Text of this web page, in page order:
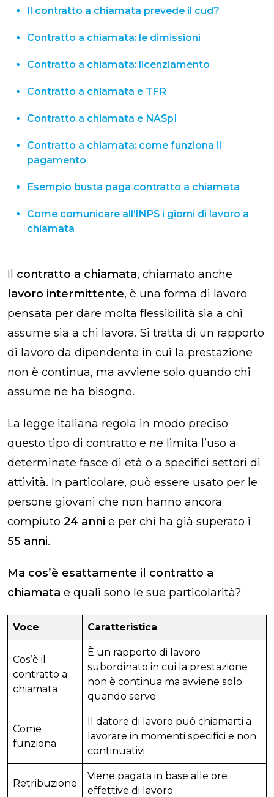
Il contratto a chiamata prevede il cud?
Contratto a chiamata: le dimissioni
Contratto a chiamata: licenziamento
Contratto a chiamata e TFR
Contratto a chiamata e NASpI
Contratto a chiamata: come funziona il
pagamento
Esempio busta paga contratto a chiamata
Come comunicare all’INPS i giorni di lavoro a
chiamata
Il contratto a chiamata, chiamato anche
lavoro intermittente, è una forma di lavoro
pensata per dare molta flessibilità sia a chi
assume sia a chi lavora. Si tratta di un rapporto
di lavoro da dipendente in cui la prestazione
non è continua, ma avviene solo quando chi
assume ne ha bisogno.
La legge italiana regola in modo preciso
questo tipo di contratto e ne limita l’uso a
determinate fasce di età o a specifici settori di
attività. In particolare, può essere usato per le
persone giovani che non hanno ancora
compiuto 24 anni e per chi ha già superato i
55 anni.
Ma cos’è esattamente il contratto a
chiamata e quali sono le sue particolarità?
Voce Caratteristica
Cos’è il
contratto a
chiamata
È un rapporto di lavoro
subordinato in cui la prestazione
non è continua ma avviene solo
quando serve
Come
funziona
Il datore di lavoro può chiamarti a
lavorare in momenti specifici e non
continuativi
Retribuzione
Viene pagata in base alle ore
effettive di lavoro